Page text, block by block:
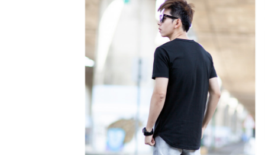
４．使用「AFTEE先享後付」時，將依據個別帳號之用戶狀況，依本公司即
時審查核予不同之上限額度；若仍有額度不足之情形，本公司將視審查結果
５．嚴禁一人註冊多個帳號或使用他人資訊註冊。若發現惡意使用之情形，
恩沛科技股份有限公司將有權停止該用戶之使用額度並採取法律行動。